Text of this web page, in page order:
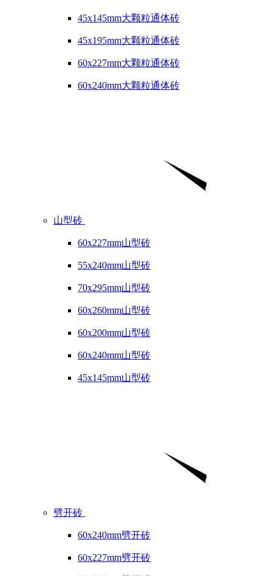
45x145mm大颗粒通体砖
45x195mm大颗粒通体砖
60x227mm大颗粒通体砖
60x240mm大颗粒通体砖
山型砖
60x227mm山型砖
55x240mm山型砖
70x295mm山型砖
60x260mm山型砖
60x200mm山型砖
60x240mm山型砖
45x145mm山型砖
劈开砖
60x240mm劈开砖
60x227mm劈开砖